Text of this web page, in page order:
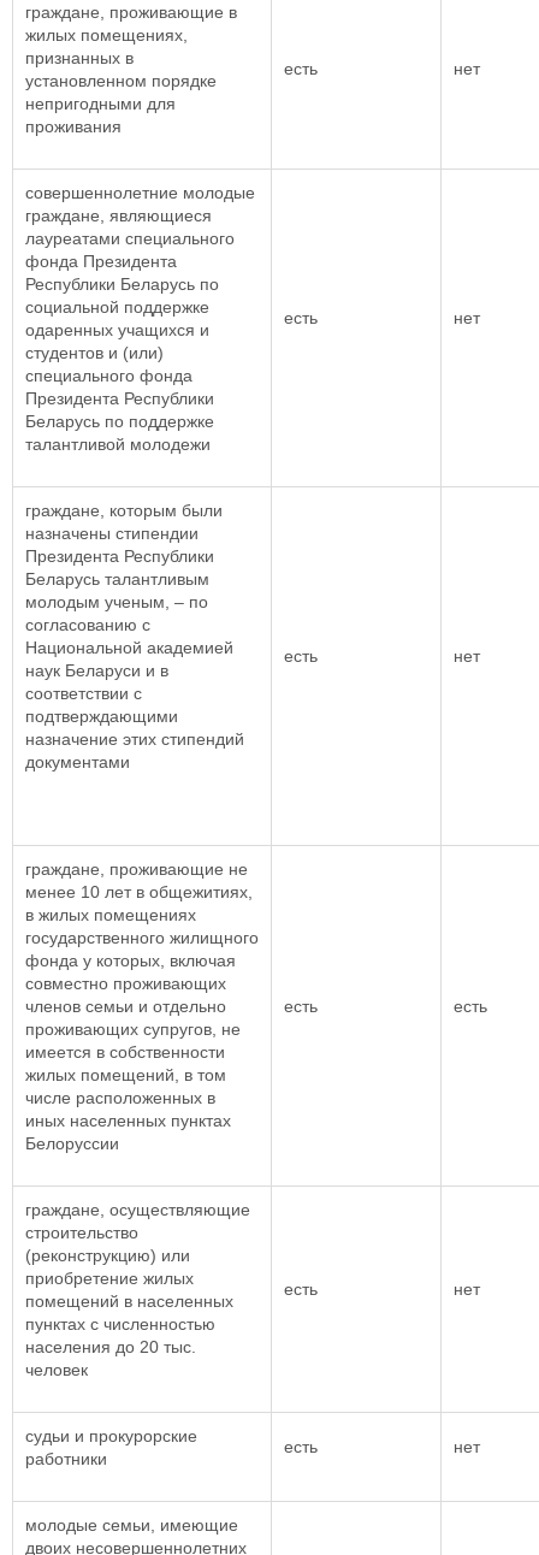
граждане, проживающие в
жилых помещениях,
признанных в
установленном порядке
непригодными для
проживания
есть нет
совершеннолетние молодые
граждане, являющиеся
лауреатами специального
фонда Президента
Республики Беларусь по
социальной поддержке
одаренных учащихся и
студентов и (или)
специального фонда
Президента Республики
Беларусь по поддержке
талантливой молодежи
есть нет
граждане, которым были
назначены стипендии
Президента Республики
Беларусь талантливым
молодым ученым, – по
согласованию с
Национальной академией
наук Беларуси и в
соответствии с
подтверждающими
назначение этих стипендий
документами
есть нет
граждане, проживающие не
менее 10 лет в общежитиях,
в жилых помещениях
государственного жилищного
фонда у которых, включая
совместно проживающих
членов семьи и отдельно
проживающих супругов, не
имеется в собственности
жилых помещений, в том
числе расположенных в
иных населенных пунктах
Белоруссии
есть есть
граждане, осуществляющие
строительство
(реконструкцию) или
приобретение жилых
помещений в населенных
пунктах с численностью
населения до 20 тыс.
человек
есть нет
судьи и прокурорские
работники
есть нет
молодые семьи, имеющие
двоих несовершеннолетних